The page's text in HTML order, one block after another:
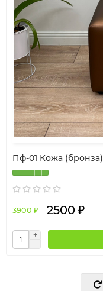
Пф-01 Кожа (бронза)
3900 ₽ 2500 ₽